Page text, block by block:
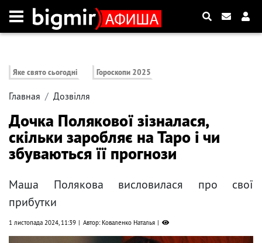
Яке свято сьогодні Гороскопи 2025
Главная Дозвілля
Дочка Полякової зізналася,
скільки заробляє на Таро і чи
збуваються її прогнози
Маша Полякова висловилася про свої
прибутки
1 листопада 2024, 11:39 Автор: Коваленко Наталья